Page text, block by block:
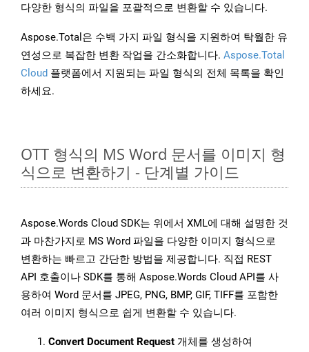
다양한 형식의 파일을 포괄적으로 변환할 수 있습니다.
Aspose.Total은 수백 가지 파일 형식을 지원하여 탁월한 유
연성으로 복잡한 변환 작업을 간소화합니다. Aspose.Total
Cloud 플랫폼에서 지원되는 파일 형식의 전체 목록을 확인
하세요.
OTT 형식의 MS Word 문서를 이미지 형
식으로 변환하기 - 단계별 가이드
Aspose.Words Cloud SDK는 위에서 XML에 대해 설명한 것
과 마찬가지로 MS Word 파일을 다양한 이미지 형식으로
변환하는 빠르고 간단한 방법을 제공합니다. 직접 REST
API 호출이나 SDK를 통해 Aspose.Words Cloud API를 사
용하여 Word 문서를 JPEG, PNG, BMP, GIF, TIFF를 포함한
여러 이미지 형식으로 쉽게 변환할 수 있습니다.
Convert Document Request 개체를 생성하여